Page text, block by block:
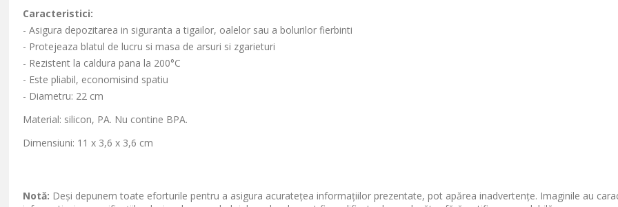
Caracteristici:
- Asigura depozitarea in siguranta a tigailor, oalelor sau a bolurilor fierbinti
- Protejeaza blatul de lucru si masa de arsuri si zgarieturi
- Rezistent la caldura pana la 200°C
- Este pliabil, economisind spatiu
- Diametru: 22 cm
Material: silicon, PA. Nu contine BPA.
Dimensiuni: 11 x 3,6 x 3,6 cm
Notă: Deși depunem toate eforturile pentru a asigura acuratețea informațiilor prezentate, pot apărea inadvertențe. Imaginile au